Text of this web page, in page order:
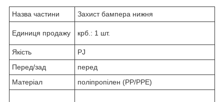
Назва частини Захист бампера нижня
Eдиниця продажу крб.: 1 шт.
Якість
PJ
Перед/зад
перед
Матеріал
поліпропілен (PP/PPE)